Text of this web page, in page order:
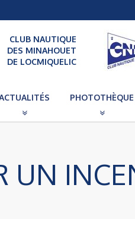
CLUB NAUTIQUE
DES MINAHOUET
DE LOCMIQUELIC
PHOTOTHÈQUE
UN